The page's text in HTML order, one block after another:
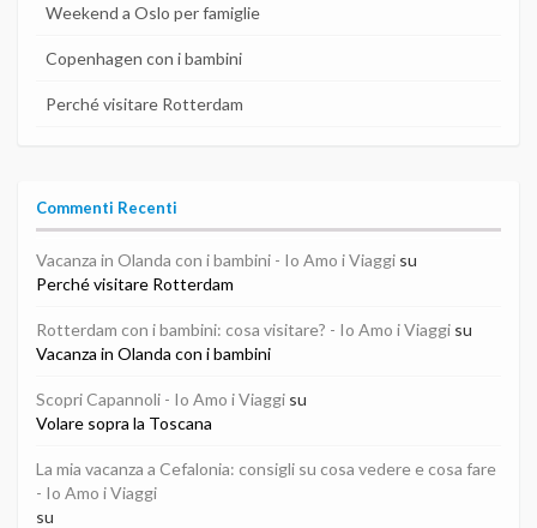
Weekend a Oslo per famiglie
Copenhagen con i bambini
Perché visitare Rotterdam
Commenti Recenti
Vacanza in Olanda con i bambini - Io Amo i Viaggi su
Perché visitare Rotterdam
Rotterdam con i bambini: cosa visitare? - Io Amo i Viaggi su
Vacanza in Olanda con i bambini
Scopri Capannoli - Io Amo i Viaggi su
Volare sopra la Toscana
La mia vacanza a Cefalonia: consigli su cosa vedere e cosa fare
- Io Amo i Viaggi
su